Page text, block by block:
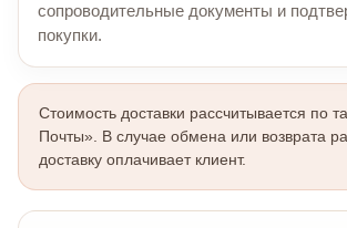
сопроводительные документы и
покупки.
Стоимость доставки рассчитывается по
Почты». В случае обмена или возврата
доставку оплачивает клиент.